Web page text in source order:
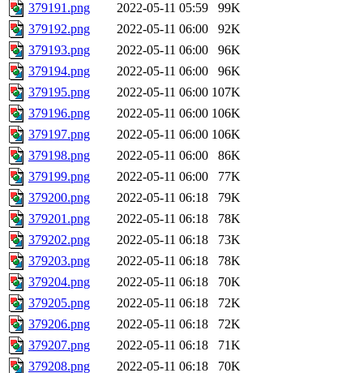
379191.png
2022-05-11 05:59
99K
379192.png
2022-05-11 06:00
92K
379193.png
2022-05-11 06:00
96K
379194.png
2022-05-11 06:00
96K
379195.png
2022-05-11 06:00 107K
379196.png
2022-05-11 06:00 106K
379197.png
2022-05-11 06:00 106K
379198.png
2022-05-11 06:00
86K
379199.png
2022-05-11 06:00
77K
379200.png
2022-05-11 06:18
79K
379201.png
2022-05-11 06:18
78K
379202.png
2022-05-11 06:18
73K
379203.png
2022-05-11 06:18
78K
379204.png
2022-05-11 06:18
70K
379205.png
2022-05-11 06:18
72K
379206.png
2022-05-11 06:18
72K
379207.png
2022-05-11 06:18
71K
379208.png
2022-05-11 06:18
70K